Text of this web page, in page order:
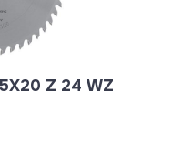
Z 24 WZ